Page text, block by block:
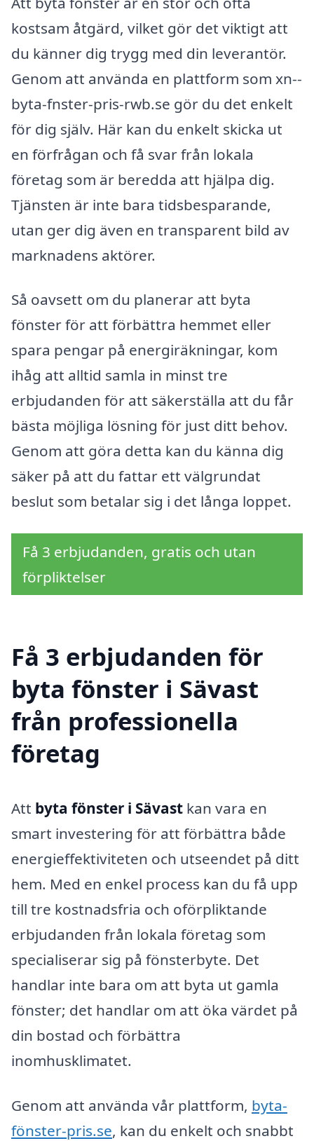
kostsam åtgärd, vilket gör det viktigt att
du känner dig trygg med din leverantör.
Genom att använda en plattform som xn--
byta-fnster-pris-rwb.se gör du det enkelt
för dig själv. Här kan du enkelt skicka ut
en förfrågan och få svar från lokala
företag som är beredda att hjälpa dig.
Tjänsten är inte bara tidsbesparande,
utan ger dig även en transparent bild av
marknadens aktörer.
Så oavsett om du planerar att byta
fönster för att förbättra hemmet eller
spara pengar på energiräkningar, kom
ihåg att alltid samla in minst tre
erbjudanden för att säkerställa att du får
bästa möjliga lösning för just ditt behov.
Genom att göra detta kan du känna dig
säker på att du fattar ett välgrundat
beslut som betalar sig i det långa loppet.
Få 3 erbjudanden, gratis och utan
förpliktelser
Få 3 erbjudanden för
byta fönster i Sävast
från professionella
företag
Att byta fönster i Sävast kan vara en
smart investering för att förbättra både
energieffektiviteten och utseendet på ditt
hem. Med en enkel process kan du få upp
till tre kostnadsfria och oförpliktande
erbjudanden från lokala företag som
specialiserar sig på fönsterbyte. Det
handlar inte bara om att byta ut gamla
fönster; det handlar om att öka värdet på
din bostad och förbättra
inomhusklimatet.
Genom att använda vår plattform, byta-
fönster-pris.se, kan du enkelt och snabbt